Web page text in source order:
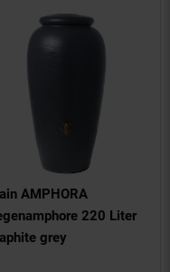
AMPHORA
220 Liter
grey